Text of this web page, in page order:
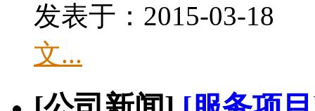
发表于：2015-03-
文...